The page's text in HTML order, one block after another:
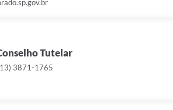
Tutelar
3871-1765